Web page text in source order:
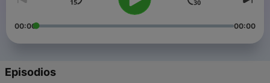
00:00 00:00
Episodios